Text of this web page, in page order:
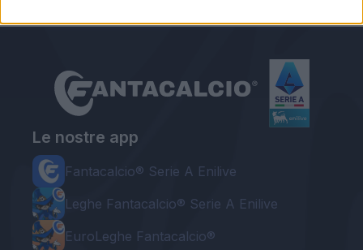
Le nostre app
Fantacalcio® Serie A Enilive
Leghe Fantacalcio® Serie A Enilive
EuroLeghe Fantacalcio®